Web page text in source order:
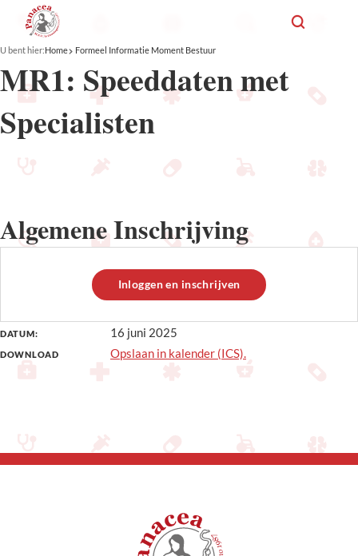
U bent hier:Home Formeel Informatie Moment Bestuur
MR1: Speeddaten met
Specialisten
Algemene Inschrijving
DATUM: 16 juni 2025
DOWNLOAD Opslaan in kalender (ICS).
Inloggen en inschrijven